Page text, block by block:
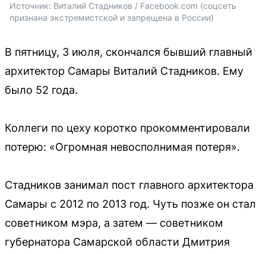
Источник: Виталий Стадников / Facebook.com (соцсеть
признана экстремистской и запрещена в России)
В пятницу, 3 июля, скончался бывший главный
архитектор Самары Виталий Стадников. Ему
было 52 года.
Коллеги по цеху коротко прокомментировали
потерю: «Огромная невосполнимая потеря».
Стадников занимал пост главного архитектора
Самары с 2012 по 2013 год. Чуть позже он стал
советником мэра, а затем — советником
губернатора Самарской области Дмитрия